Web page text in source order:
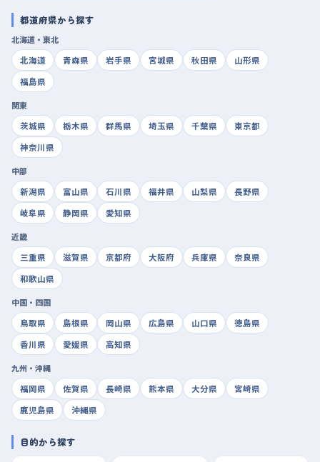
都道府県から探す
北海道・東北
北海道
青森県 岩手県 宮城県 秋田県
山形県
福島県
関東
茨城県
栃木県 群馬県 埼玉県 千葉県
東京都
神奈川県
中部
新潟県
富山県 石川県 福井県 山梨県
長野県
岐阜県
静岡県 愛知県
近畿
三重県
滋賀県 京都府 大阪府 兵庫県
奈良県
和歌山県
中国・四国
鳥取県
島根県 岡山県 広島県 山口県
徳島県
香川県
愛媛県 高知県
九州・沖縄
福岡県
佐賀県 長崎県 熊本県 大分県
宮崎県
鹿児島県
沖縄県
目的から探す